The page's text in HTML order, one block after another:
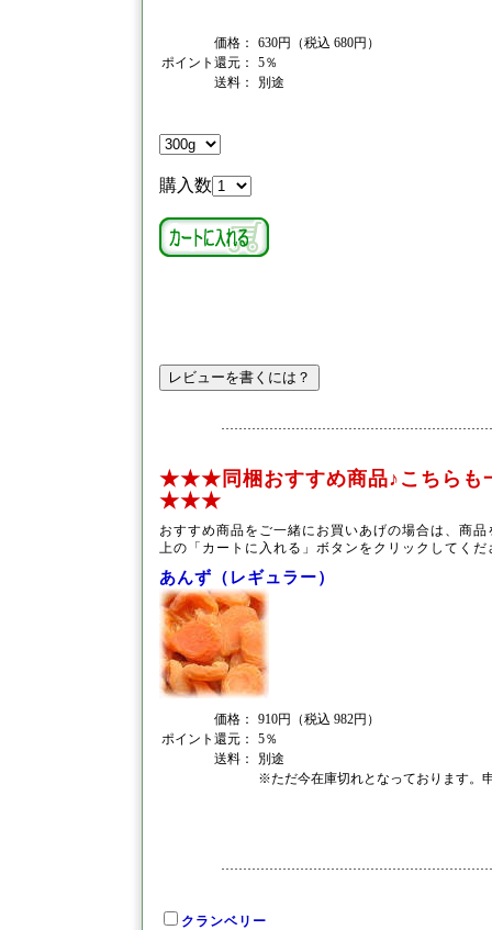
価格：
630円（税込 680円）
ポイント還元：
5％
送料：
別途
購入数
★★★同梱おすすめ商品♪こちらも
★★★
おすすめ商品をご一緒にお買いあげの場合は、商
上の「カートに入れる」ボタンをクリックしてくだ
あんず（レギュラー）
価格：
910円（税込 982円）
ポイント還元：
5％
送料：
別途
※ただ今在庫切れとなっております。
クランベリー